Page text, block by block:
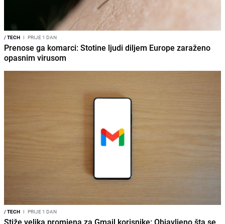
/TECH I PRIJE 1 DAN
Prenose ga komarci: Stotine ljudi diljem Europe zaraženo
opasnim virusom
/TECH I PRIJE 1 DAN